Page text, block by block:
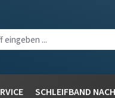
SCHLEIFBAND